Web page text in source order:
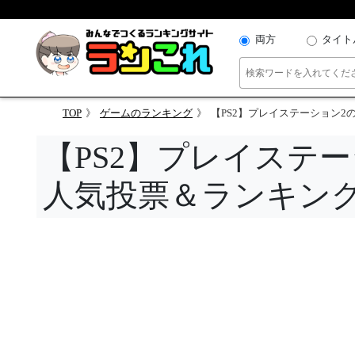
両方 タイト
TOP ゲームのランキング 【PS2】プレイステーション2の
【PS2】プレイステ
人気投票＆ランキン